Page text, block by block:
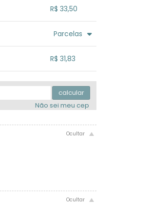
R$ 33,50
Parcelas
R$ 31,83
calcular
Não sei meu cep